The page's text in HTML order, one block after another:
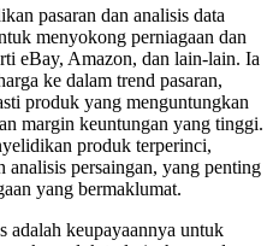
pasaran dan analisis data
menyokong perniagaan dan
eBay, Amazon, dan lain-lain. Ia
ke dalam trend pasaran,
produk yang menguntungkan
margin keuntungan yang tinggi.
produk terperinci,
analisis persaingan, yang penting
yang bermaklumat.
adalah keupayaannya untuk